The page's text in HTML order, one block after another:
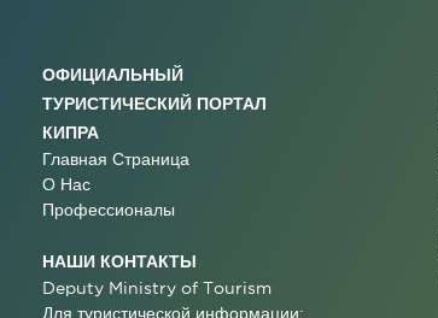
ОФИЦИАЛЬНЫЙ
ТУРИСТИЧЕСКИЙ ПОРТАЛ
КИПРА
Главная Страница
О Нас
Профессионалы
НАШИ КОНТАКТЫ
Deputy Ministry of Tourism
Для туристической информации: